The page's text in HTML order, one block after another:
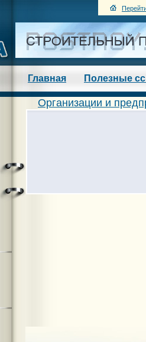
Главная Полезные
Организации и